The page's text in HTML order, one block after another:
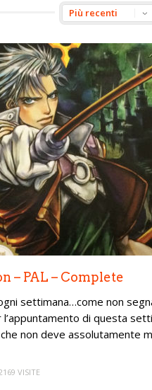
– PAL – Complete
settimana…come non
di questa
non deve assolutamente
VISITE